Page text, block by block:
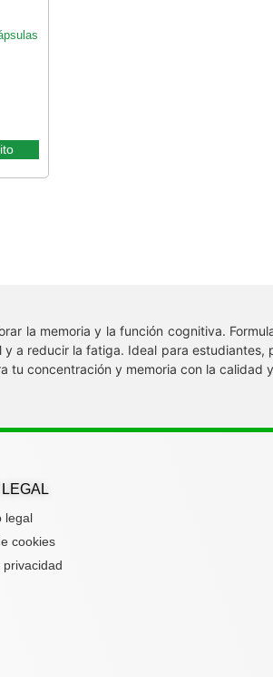
la memoria y la función cognitiva.
a reducir la fatiga. Ideal para estudiantes,
tu concentración y memoria con la calidad
legal
cookies
privacidad